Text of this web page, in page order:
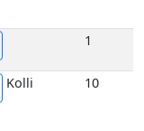
1
Kolli 10